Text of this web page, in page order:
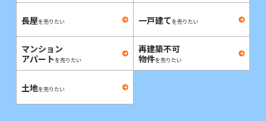
長屋を売りたい 一戸建てを売りたい
マンション
アパートを売りたい
再建築不可
物件を売りたい
土地を売りたい